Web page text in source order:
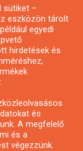
sütiket –
eszközön tárolt
egyedi
hirdetések és
és
A megfelelő
és a
végezzünk.